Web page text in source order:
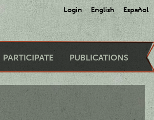
Login English Español
PARTICIPATE PUBLICATIONS